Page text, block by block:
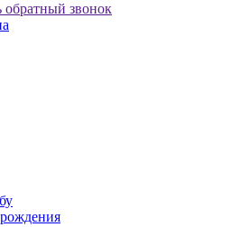
обратный звонок